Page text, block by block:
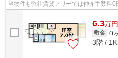
当物件も弊社賃貸フリーでは仲介手数料0
6.3万円
敷金 0
3階 /